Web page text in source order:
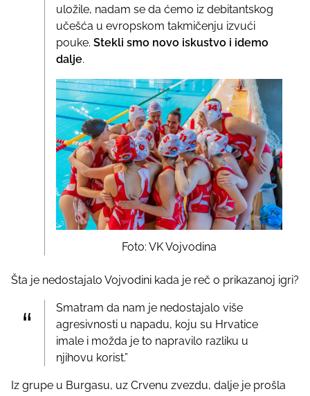
uložile, nadam se da ćemo iz debitantskog
učešća u evropskom takmičenju izvući
pouke. Stekli smo novo iskustvo i idemo
dalje.
Foto: VK Vojvodina
Šta je nedostajalo Vojvodini kada je reč o prikazanoj igri?
Smatram da nam je nedostajalo više
agresivnosti u napadu, koju su Hrvatice
imale i možda je to napravilo razliku u
njihovu korist.”
Iz grupe u Burgasu, uz Crvenu zvezdu, dalje je prošla